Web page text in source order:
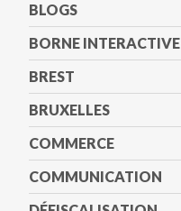
BLOGS
BORNE INTERACTIVE
BREST
BRUXELLES
COMMERCE
COMMUNICATION